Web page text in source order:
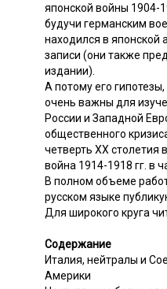
японской войны 1904-
будучи германским
находился в японской
записи (они также
издании).
А потому его
очень важны для
России и Западной
общественного
четверть XX
война 1914-1918 гг. в
В полном объеме
русском языке
Для широкого круга
Содержание
Италия, нейтралы и
Америки